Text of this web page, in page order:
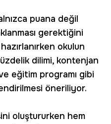
puana değil
gerektiğini
okulun
dilimi, kontenjan
eğitim programı gibi
öneriliyor.
oluştururken hem